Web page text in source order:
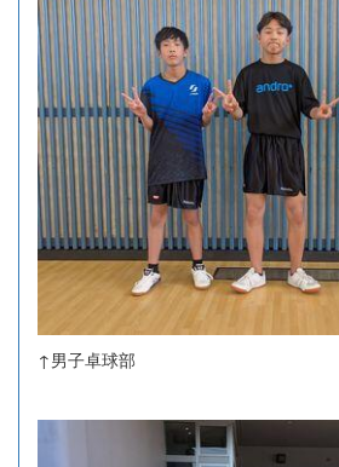
↑男子卓球部